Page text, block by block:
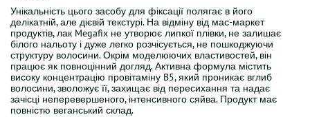
Унікальність цього засобу для фіксації полягає в його
делікатній, але дієвій текстурі. На відміну від мас-маркет
продуктів, лак Megafix не утворює липкої плівки, не залишає
білого нальоту і дуже легко розчісується, не пошкоджуючи
структуру волосини. Окрім моделюючих властивостей, він
працює як повноцінний догляд. Активна формула містить
високу концентрацію провітаміну B5, який проникає вглиб
волосини, зволожує її, захищає від пересихання та надає
зачісці неперевершеного, інтенсивного сяйва. Продукт має
повністю веганський склад.